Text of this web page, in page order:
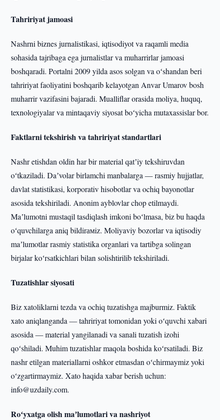
Tahririyat jamoasi
Nashrni biznes jurnalistikasi, iqtisodiyot va raqamli media
sohasida tajribaga ega jurnalistlar va muharrirlar jamoasi
boshqaradi. Portalni 2009 yilda asos solgan va oʻshandan beri
tahririyat faoliyatini boshqarib kelayotgan Anvar Umarov bosh
muharrir vazifasini bajaradi. Mualliflar orasida moliya, huquq,
texnologiyalar va mintaqaviy siyosat boʻyicha mutaxassislar bor.
Faktlarni tekshirish va tahririyat standartlari
Nashr etishdan oldin har bir material qatʼiy tekshiruvdan
oʻtkaziladi. Daʼvolar birlamchi manbalarga — rasmiy hujjatlar,
davlat statistikasi, korporativ hisobotlar va ochiq bayonotlar
asosida tekshiriladi. Anonim ayblovlar chop etilmaydi.
Maʼlumotni mustaqil tasdiqlash imkoni boʻlmasa, biz bu haqda
oʻquvchilarga aniq bildirамiz. Moliyaviy bozorlar va iqtisodiy
maʼlumotlar rasmiy statistika organlari va tartibga solingan
birjalar koʻrsatkichlari bilan solishtirilib tekshiriladi.
Tuzatishlar siyosati
Biz xatoliklarni tezda va ochiq tuzatishga majburmiz. Faktik
xato aniqlanganda — tahririyat tomonidan yoki oʻquvchi xabari
asosida — material yangilanadi va sanali tuzatish izohi
qoʻshiladi. Muhim tuzatishlar maqola boshida koʻrsatiladi. Biz
nashr etilgan materiallarni oshkor etmasdan oʻchirmaymiz yoki
oʻzgartirmaymiz. Xato haqida xabar berish uchun:
info@uzdaily.com.
Roʻyxatga olish maʼlumotlari va nashriyot